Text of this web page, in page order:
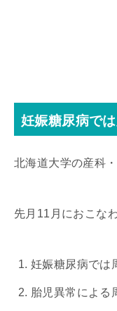
妊娠糖尿病で
北海道大学の産科
先月11月におこな
妊娠糖尿病では
胎児異常による